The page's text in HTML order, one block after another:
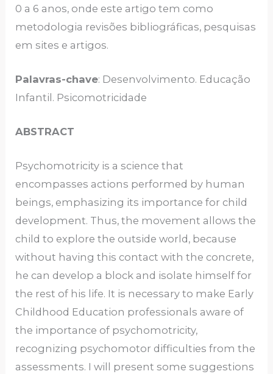
0 a 6 anos, onde este artigo tem como
metodologia revisões bibliográficas, pesquisas
em sites e artigos.
Palavras-chave: Desenvolvimento. Educação
Infantil. Psicomotricidade
ABSTRACT
Psychomotricity is a science that
encompasses actions performed by human
beings, emphasizing its importance for child
development. Thus, the movement allows the
child to explore the outside world, because
without having this contact with the concrete,
he can develop a block and isolate himself for
the rest of his life. It is necessary to make Early
Childhood Education professionals aware of
the importance of psychomotricity,
recognizing psychomotor difficulties from the
assessments. I will present some suggestions